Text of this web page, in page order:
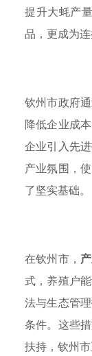
提升大蚝产
品，更成为
钦州市政府
降低企业成
企业引入先
产业氛围，
了坚实基础。
在钦州市，
式，养殖户
法与生态管
条件。这些
扶持，钦州